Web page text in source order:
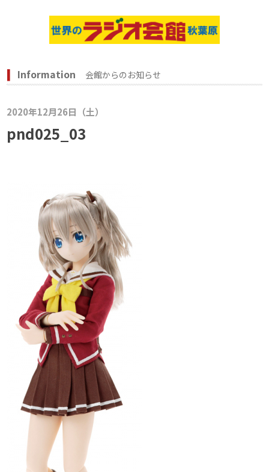
Information 会館からのお知らせ
2020年12月26日（土）
pnd025_03